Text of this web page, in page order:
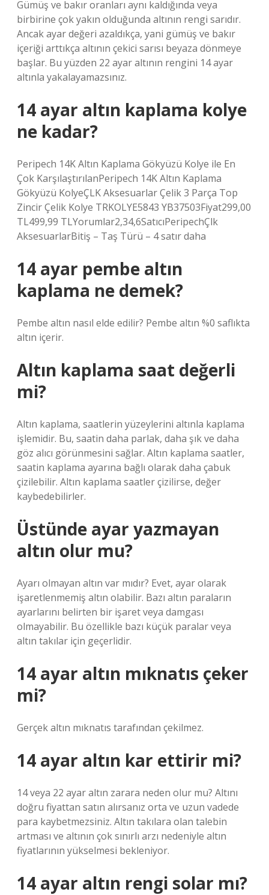
Gümüş ve bakır oranları aynı kaldığında veya
birbirine çok yakın olduğunda altının rengi sarıdır.
Ancak ayar değeri azaldıkça, yani gümüş ve bakır
içeriği arttıkça altının çekici sarısı beyaza dönmeye
başlar. Bu yüzden 22 ayar altının rengini 14 ayar
altınla yakalayamazsınız.
14 ayar altın kaplama kolye
ne kadar?
Peripech 14K Altın Kaplama Gökyüzü Kolye ile En
Çok KarşılaştırılanPeripech 14K Altın Kaplama
Gökyüzü KolyeÇLK Aksesuarlar Çelik 3 Parça Top
Zincir Çelik Kolye TRKOLYE5843 YB37503Fiyat299,00
TL499,99 TLYorumlar2,34,6SatıcıPeripechÇlk
AksesuarlarBitiş – Taş Türü – 4 satır daha
14 ayar pembe altın
kaplama ne demek?
Pembe altın nasıl elde edilir? Pembe altın %0 saflıkta
altın içerir.
Altın kaplama saat değerli
mi?
Altın kaplama, saatlerin yüzeylerini altınla kaplama
işlemidir. Bu, saatin daha parlak, daha şık ve daha
göz alıcı görünmesini sağlar. Altın kaplama saatler,
saatin kaplama ayarına bağlı olarak daha çabuk
çizilebilir. Altın kaplama saatler çizilirse, değer
kaybedebilirler.
Üstünde ayar yazmayan
altın olur mu?
Ayarı olmayan altın var mıdır? Evet, ayar olarak
işaretlenmemiş altın olabilir. Bazı altın paraların
ayarlarını belirten bir işaret veya damgası
olmayabilir. Bu özellikle bazı küçük paralar veya
altın takılar için geçerlidir.
14 ayar altın mıknatıs çeker
mi?
Gerçek altın mıknatıs tarafından çekilmez.
14 ayar altın kar ettirir mi?
14 veya 22 ayar altın zarara neden olur mu? Altını
doğru fiyattan satın alırsanız orta ve uzun vadede
para kaybetmezsiniz. Altın takılara olan talebin
artması ve altının çok sınırlı arzı nedeniyle altın
fiyatlarının yükselmesi bekleniyor.
14 ayar altın rengi solar mı?